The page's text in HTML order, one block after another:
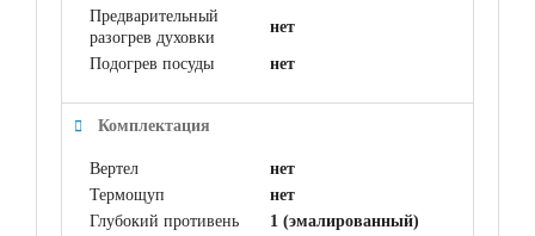
Предварительный
разогрев духовки
нет
Подогрев посуды нет
Комплектация
Вертел
нет
Термощуп
нет
Глубокий противень
1 (эмалированный)